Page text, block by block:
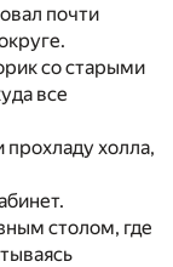
почти
со старыми
все
холла,
столом, где